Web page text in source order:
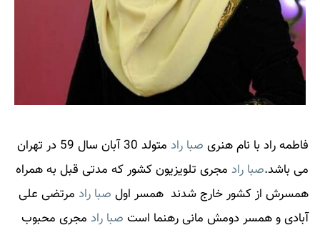
فاطمه راد با نام هنری صبا راد
متولد 30 آبان سال 59 در تهران
می باشد.صبا راد مجری تلویزیون کشور که مدتی قبل به همراه
همسرش از کشور خارج شدند همسر اول صبا راد مرتضی علی
آبادی و همسر دومش مانی رهنما است صبا راد مجری محبوب